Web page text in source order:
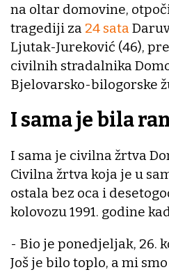
na oltar domovine,
tragediji za 24 sata
Ljutak-Jureković (46),
civilnih stradalnika
Bjelovarsko-bilogorske
I sama je bila
I sama je civilna žrtva
Civilna žrtva koja je u
ostala bez oca i
kolovozu 1991. godine
- Bio je ponedjeljak, 26.
Još je bilo toplo, a mi